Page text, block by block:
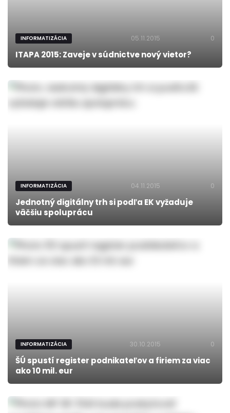
INFORMATIZÁCIA 05.11.2015 0
ITAPA 2015: Zaveje v súdnictve nový vietor?
INFORMATIZÁCIA 04.11.2015 0
Jednotný digitálny trh si podľa EK vyžaduje
väčšiu spoluprácu
INFORMATIZÁCIA 30.10.2015 0
ŠÚ spustí register podnikateľov a firiem za viac
ako 10 mil. eur